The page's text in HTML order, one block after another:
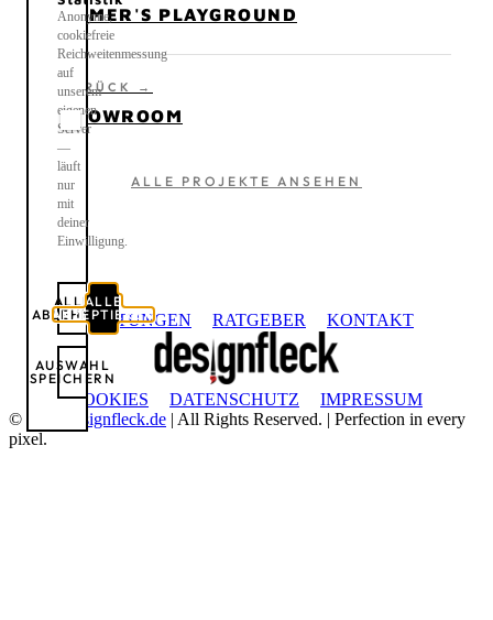
GAMER'S PLAYGROUND
ZURÜCK →
SHOWROOM
ALLE PROJEKTE ANSEHEN
LEISTUNGEN RATGEBER KONTAKT
COOKIES DATENSCHUTZ
IMPRESSUM
©
designfleck.de | All Rights Reserved. | Perfection in every
pixel.
Anonyme,
cookiefreie
Reichweitenmessung
auf
unserem
eigenen
Server
—
läuft
nur
mit
deiner
Einwilligung.
ALLE
ABLEHNEN
ALLE
AKZEPTIEREN
AUSWAHL
SPEICHERN